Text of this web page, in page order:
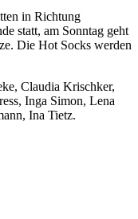
in Richtung
statt, am Sonntag geht
Die Hot Socks werden
Claudia Krischker,
Inga Simon, Lena
Ina Tietz.